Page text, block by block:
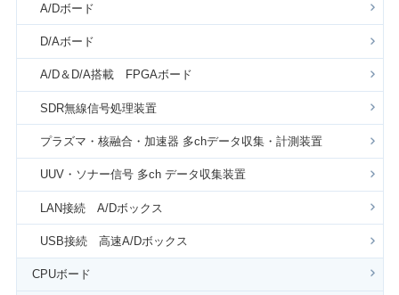
A/Dボード
D/Aボード
A/D＆D/A搭載 FPGAボード
SDR無線信号処理装置
プラズマ・核融合・加速器 多chデータ収集・計測装置
UUV・ソナー信号 多ch データ収集装置
LAN接続 A/Dボックス
USB接続 高速A/Dボックス
CPUボード